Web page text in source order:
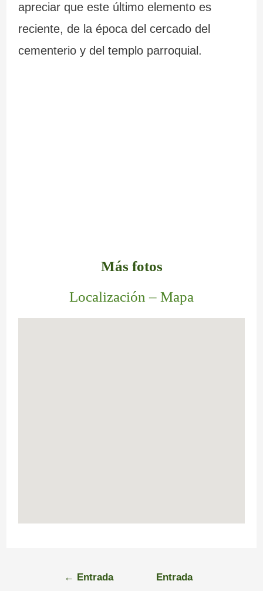
apreciar que este último elemento es
reciente, de la época del cercado del
cementerio y del templo parroquial.
Más fotos
Localización – Mapa
← Entrada
Entrada